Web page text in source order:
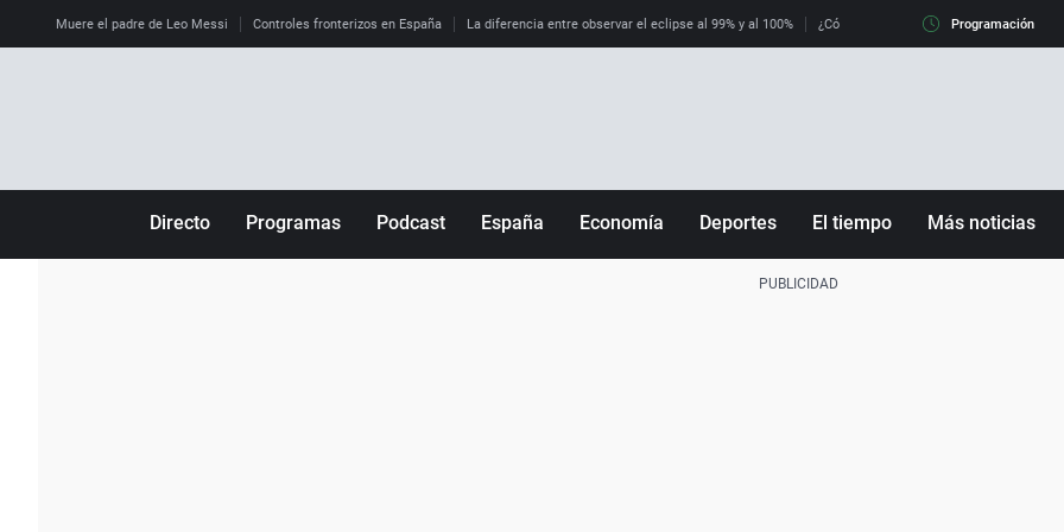
Muere el padre de Leo Messi Controles fronterizos en España La diferencia entre observar el eclipse al 99% y al 100% ¿Cómo es llegar a Italia con controles
Programación
Directo Programas Podcast España Economía Deportes El tiempo Más noticias